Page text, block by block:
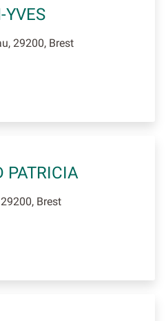
29200, Brest
PATRICIA
Brest